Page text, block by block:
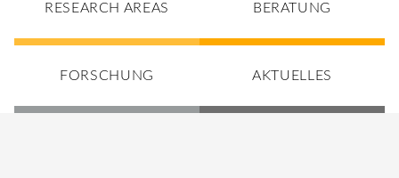
RESEARCH AREAS BERATUNG
FORSCHUNG AKTUELLES